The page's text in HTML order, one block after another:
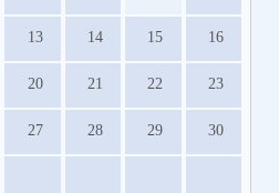
13 14 15 16
20 21 22 23
27 28 29 30